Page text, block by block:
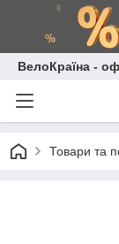
ВелоКраїна -
Товари та